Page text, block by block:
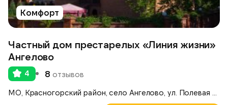
Комфорт
Частный дом престарелых «Линия жизни»
Ангелово
4 8 отзывов